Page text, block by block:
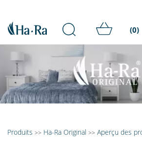
(0)
Produits >> Ha-Ra Original >> Aperçu des